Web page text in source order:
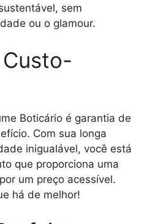
sem
ou o glamour.
Boticário é garantia de
Com sua longa
inigualável, você está
que proporciona uma
um preço acessível.
há de melhor!